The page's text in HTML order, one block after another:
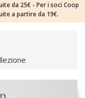
da 25€ - Per i soci Coop
a partire da 19€.